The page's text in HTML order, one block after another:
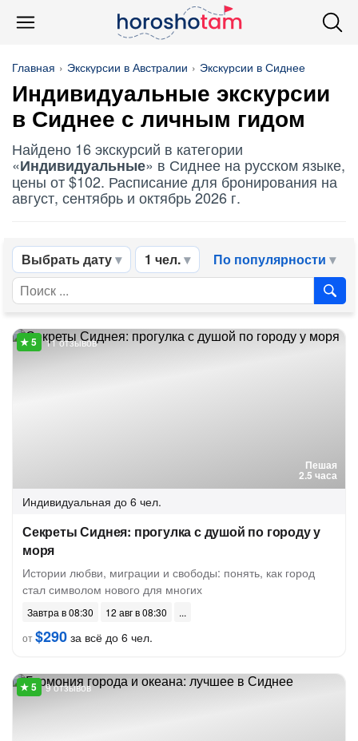
Главная Экскурсии в Австралии Экскурсии в Сиднее
Индивидуальные экскурсии
в Сиднее с личным гидом
Найдено 16 экскурсий в категории
«Индивидуальные» в Сиднее на русском языке,
цены от $102. Расписание для бронирования на
август, сентябрь и октябрь 2026 г.
Выбрать дату 1 чел. По популярности
Пешая
2.5 часа
11 отзывов
Индивидуальная до 6 чел.
Секреты Сиднея: прогулка с душой по городу у
моря
Истории любви, миграции и свободы: понять, как город
стал символом нового для многих
Завтра в 08:30
12 авг в 08:30
от$290 за всё до 6 чел.
9 отзывов